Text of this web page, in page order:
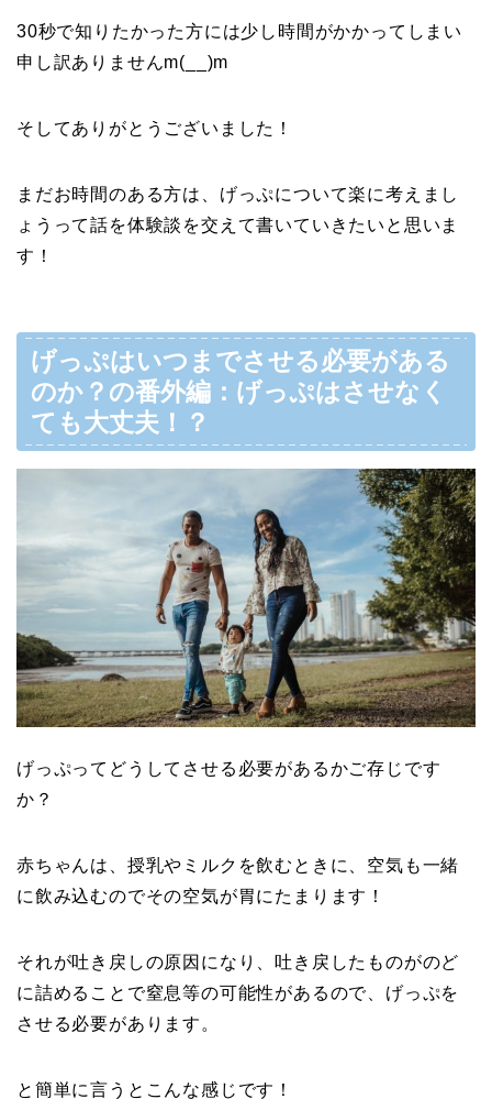
30秒で知りたかった方には少し時間がかかってしまい
申し訳ありませんm(__)m
そしてありがとうございました！
まだお時間のある方は、げっぷについて楽に考えまし
ょうって話を体験談を交えて書いていきたいと思いま
す！
げっぷはいつまでさせる必要がある
のか？の番外編：げっぷはさせなく
ても大丈夫！？
げっぷってどうしてさせる必要があるかご存じです
か？
赤ちゃんは、授乳やミルクを飲むときに、空気も一緒
に飲み込むのでその空気が胃にたまります！
それが吐き戻しの原因になり、吐き戻したものがのど
に詰めることで窒息等の可能性があるので、げっぷを
させる必要があります。
と簡単に言うとこんな感じです！